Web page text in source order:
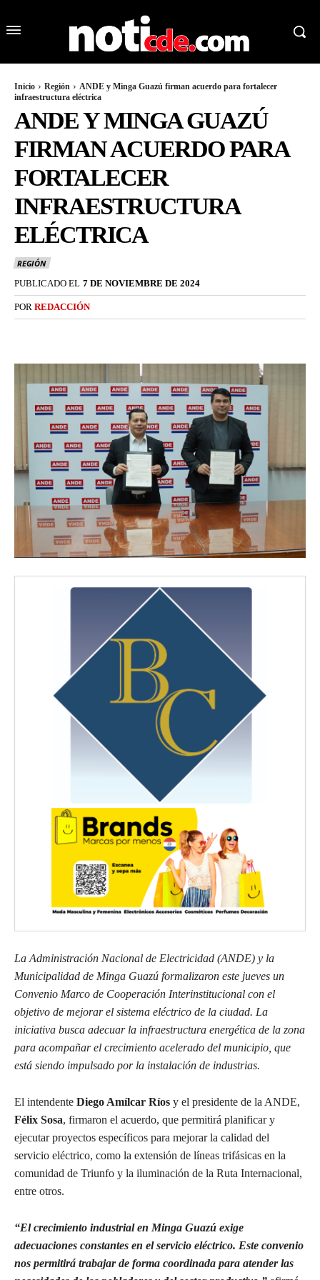
Inicio Región
ANDE y Minga Guazú firman acuerdo para fortalecer
infraestructura eléctrica
ANDE Y MINGA GUAZÚ
FIRMAN ACUERDO PARA
FORTALECER
INFRAESTRUCTURA
ELÉCTRICA
REGIÓN
PUBLICADO EL 7 DE NOVIEMBRE DE 2024
POR REDACCIÓN
La Administración Nacional de Electricidad (ANDE) y la
Municipalidad de Minga Guazú formalizaron este jueves un
Convenio Marco de Cooperación Interinstitucional con el
objetivo de mejorar el sistema eléctrico de la ciudad. La
iniciativa busca adecuar la infraestructura energética de la zona
para acompañar el crecimiento acelerado del municipio, que
está siendo impulsado por la instalación de industrias.
El intendente Diego Amílcar Ríos y el presidente de la ANDE,
Félix Sosa, firmaron el acuerdo, que permitirá planificar y
ejecutar proyectos específicos para mejorar la calidad del
servicio eléctrico, como la extensión de líneas trifásicas en la
comunidad de Triunfo y la iluminación de la Ruta Internacional,
entre otros.
“El crecimiento industrial en Minga Guazú exige
adecuaciones constantes en el servicio eléctrico. Este convenio
nos permitirá trabajar de forma coordinada para atender las